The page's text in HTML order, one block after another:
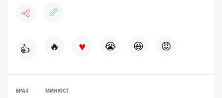
👍 🔥 ♥ 😭 😆 😡
БРАК МИНЮСТ